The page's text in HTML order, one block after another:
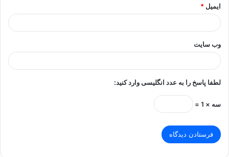
ایمیل *
وب‌ سایت
لطفا پاسخ را به عدد انگلیسی وارد کنید:
سه × 1 =